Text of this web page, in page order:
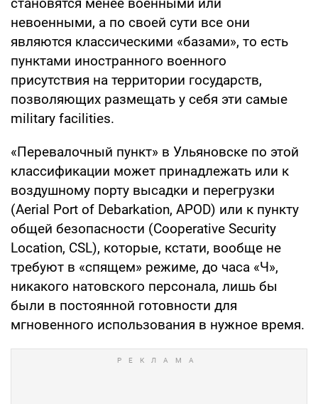
невоенными, а по своей сути все они
являются классическими «базами», то есть
пунктами иностранного военного
присутствия на территории государств,
позволяющих размещать у себя эти самые
military facilities.
«Перевалочный пункт» в Ульяновске по этой
классификации может принадлежать или к
воздушному порту высадки и перегрузки
(Aerial Port of Debarkation, APOD) или к пункту
общей безопасности (Cooperative Security
Location, CSL), которые, кстати, вообще не
требуют в «спящем» режиме, до часа «Ч»,
никакого натовского персонала, лишь бы
были в постоянной готовности для
мгновенного использования в нужное время.